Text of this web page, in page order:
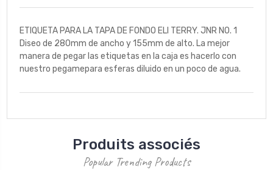
ETIQUETA PARA LA TAPA DE FONDO ELI TERRY. JNR NO. 1
Diseo de 280mm de ancho y 155mm de alto. La mejor
manera de pegar las etiquetas en la caja es hacerlo con
nuestro pegamepara esferas diluido en un poco de agua.
Produits associés
Popular Trending Products